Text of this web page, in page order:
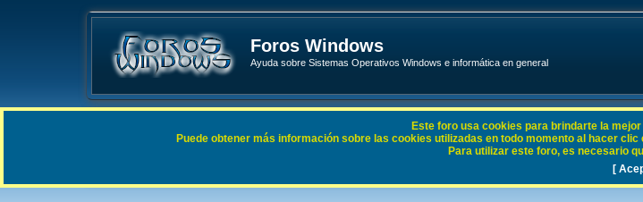
Foros Windows
Ayuda sobre Sistemas Operativos Windows e informática en general
Enlaces rápidos FAQ
Este foro usa cookies para brindarte la
Puede obtener más información sobre las cookies utilizadas en todo momento al hacer
Para utilizar este foro, es necesario
[